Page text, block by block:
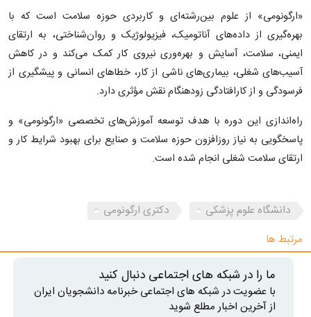
«ارگونومی» از علوم بین‌رشته‌ای و کاربردی حوزه سلامت است که با
بهره‌گیری از داده‌های آناتومیک، فیزیولوژیک و روان‌شناختی، به ارتقای
ایمنی، سلامت، آسایش و بهره‌وری نیروی کار کمک می‌کند و در کاهش
آسیب‌های شغلی، بیماری‌های ناشی از کار، خطاهای انسانی و پیشگیری از
فرسودگی و از کارافتادگی زودهنگام نقش مؤثری دارد.
راه‌اندازی این دوره با هدف توسعه آموزش‌های تخصصی «ارگونومی» و
پاسخگویی به نیاز روزافزون حوزه سلامت و صنایع برای بهبود شرایط کار و
ارتقای سلامت شغلی انجام شده است.
دانشگاه علوم پزشکی
دکتری ارگونومی
مرتبط ها
ما را در شبکه های اجتماعی دنبال کنید
با عضویت در شبکه های اجتماعی خبرنامه دانشجویان ایران
از آخرین اخبار مطلع شوید